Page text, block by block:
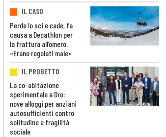
IL CASO
Perde lo sci e cade, fa
causa a Decathlon per
la frattura all’omero.
«Erano regolati male»
IL PROGETTO
La co-abitazione
sperimentale a Dro:
nove alloggi per anziani
autosufficienti contro
solitudine e fragilità
sociale